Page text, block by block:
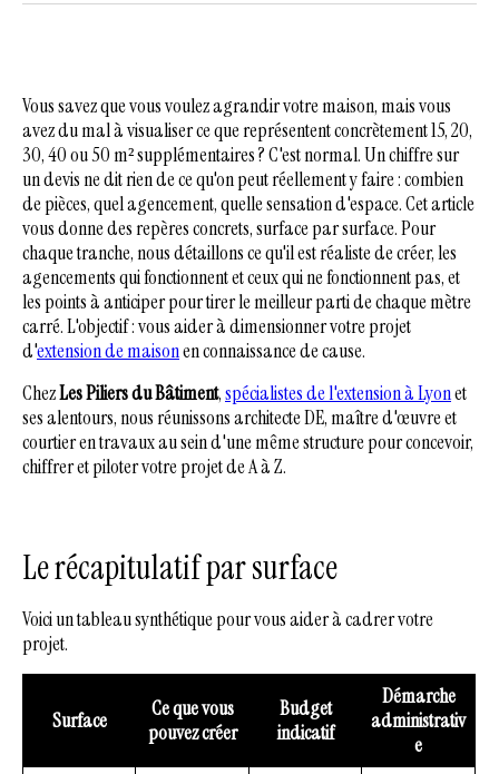
Vous savez que vous voulez agrandir votre maison, mais vous
avez du mal à visualiser ce que représentent concrètement 15, 20,
30, 40 ou 50 m² supplémentaires ? C'est normal. Un chiffre sur
un devis ne dit rien de ce qu'on peut réellement y faire : combien
de pièces, quel agencement, quelle sensation d'espace. Cet article
vous donne des repères concrets, surface par surface. Pour
chaque tranche, nous détaillons ce qu'il est réaliste de créer, les
agencements qui fonctionnent et ceux qui ne fonctionnent pas, et
les points à anticiper pour tirer le meilleur parti de chaque mètre
carré. L'objectif : vous aider à dimensionner votre projet
d'extension de maisonen connaissance de cause.
ChezLes Piliers du Bâtiment,spécialistes de l'extension à Lyonet
ses alentours, nous réunissons architecte DE, maître d'œuvre et
courtier en travaux au sein d'une même structure pour concevoir,
chiffrer et piloter votre projet de A à Z.
Le récapitulatif par surface
Voici un tableau synthétique pour vous aider à cadrer votre
projet.
Surface
Ce que vous
pouvez créer
Budget
indicatif
Démarche
administrativ
e